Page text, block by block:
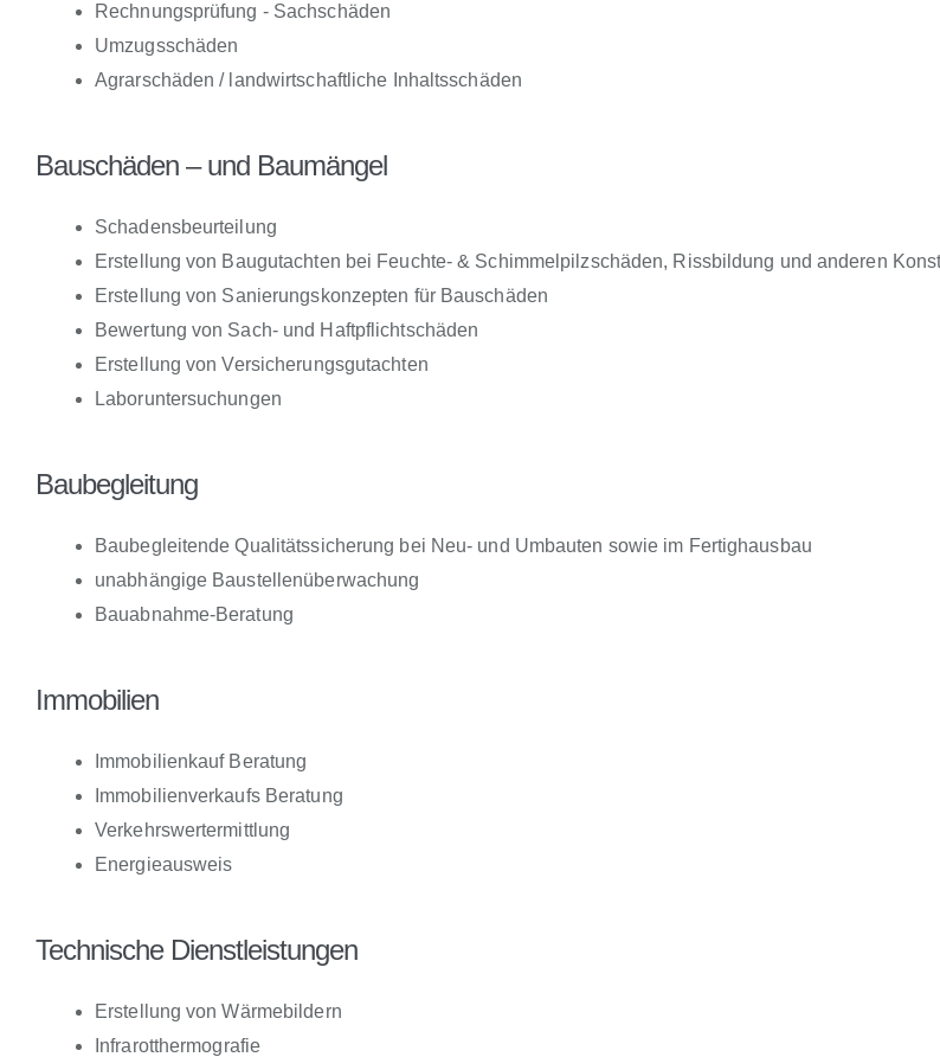
Rechnungsprüfung - Sachschäden
Umzugsschäden
Agrarschäden / landwirtschaftliche Inhaltsschäden
Bauschäden – und Baumängel
Schadensbeurteilung
Erstellung von Baugutachten bei Feuchte- & Schimmelpilzschäden, Rissbildung und anderen
Erstellung von Sanierungskonzepten für Bauschäden
Bewertung von Sach- und Haftpflichtschäden
Erstellung von Versicherungsgutachten
Laboruntersuchungen
Baubegleitung
Baubegleitende Qualitätssicherung bei Neu- und Umbauten sowie im Fertighausbau
unabhängige Baustellenüberwachung
Bauabnahme-Beratung
Immobilien
Immobilienkauf Beratung
Immobilienverkaufs Beratung
Verkehrswertermittlung
Energieausweis
Technische Dienstleistungen
Erstellung von Wärmebildern
Infrarotthermografie